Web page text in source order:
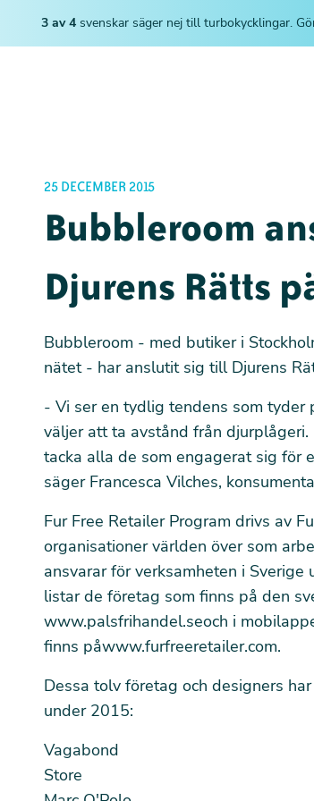
3 av 4 svenskar säger nej till turbokycklingar.
25 DECEMBER 2015
Bubbleroom
Djurens Rätts
Bubbleroom - med butiker i
nätet - har anslutit sig till Djurens
- Vi ser en tydlig tendens som
väljer att ta avstånd från
tacka alla de som engagerat sig för
säger Francesca Vilches,
Fur Free Retailer Program drivs av
organisationer världen över som
ansvarar för verksamheten i
listar de företag som finns på den
www.palsfrihandel.seoch i
finns påwww.furfreeretailer.com.
Dessa tolv företag och designers
under 2015:
Vagabond
Store